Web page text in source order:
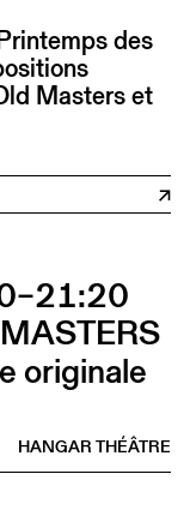
des
Masters et
originale
HANGAR THÉÂTRE